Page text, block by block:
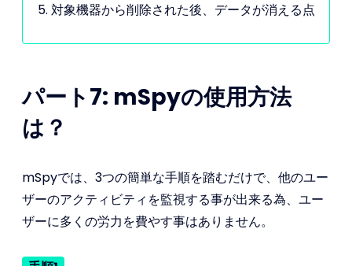
対象機器から削除された後、データが消える点
パート7: mSpyの使用方法
は？
mSpyでは、3つの簡単な手順を踏むだけで、他のユー
ザーのアクティビティを監視する事が出来る為、ユー
ザーに多くの労力を費やす事はありません。